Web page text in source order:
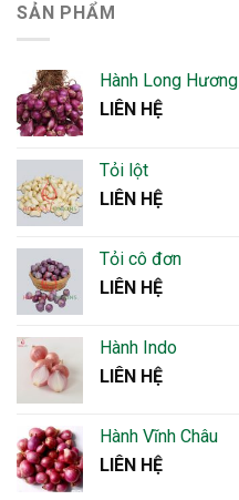
SẢN PHẨM
Hành Long Hương
LIÊN HỆ
Tỏi lột
LIÊN HỆ
Tỏi cô đơn
LIÊN HỆ
Hành Indo
LIÊN HỆ
Hành Vĩnh Châu
LIÊN HỆ